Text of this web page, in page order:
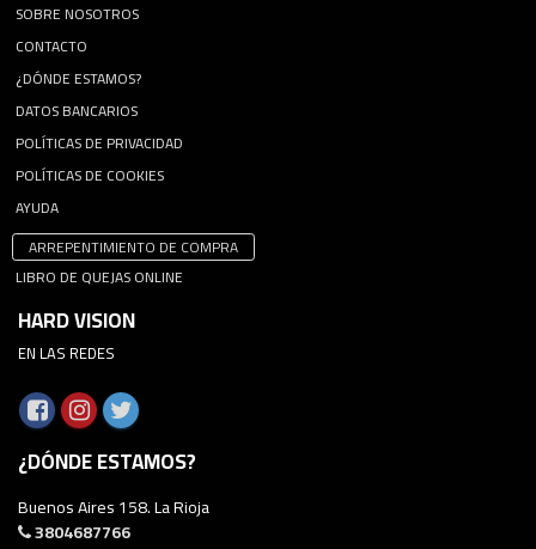
SOBRE NOSOTROS
CONTACTO
¿DÓNDE ESTAMOS?
DATOS BANCARIOS
POLÍTICAS DE PRIVACIDAD
POLÍTICAS DE COOKIES
AYUDA
ARREPENTIMIENTO DE COMPRA
LIBRO DE QUEJAS ONLINE
HARD VISION
EN LAS REDES
¿DÓNDE ESTAMOS?
Buenos Aires 158. La Rioja
3804687766